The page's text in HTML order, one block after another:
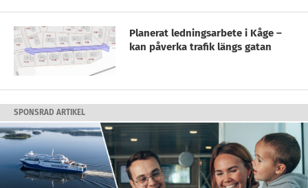
Planerat ledningsarbete i Kåge –
kan påverka trafik längs gatan
SPONSRAD ARTIKEL